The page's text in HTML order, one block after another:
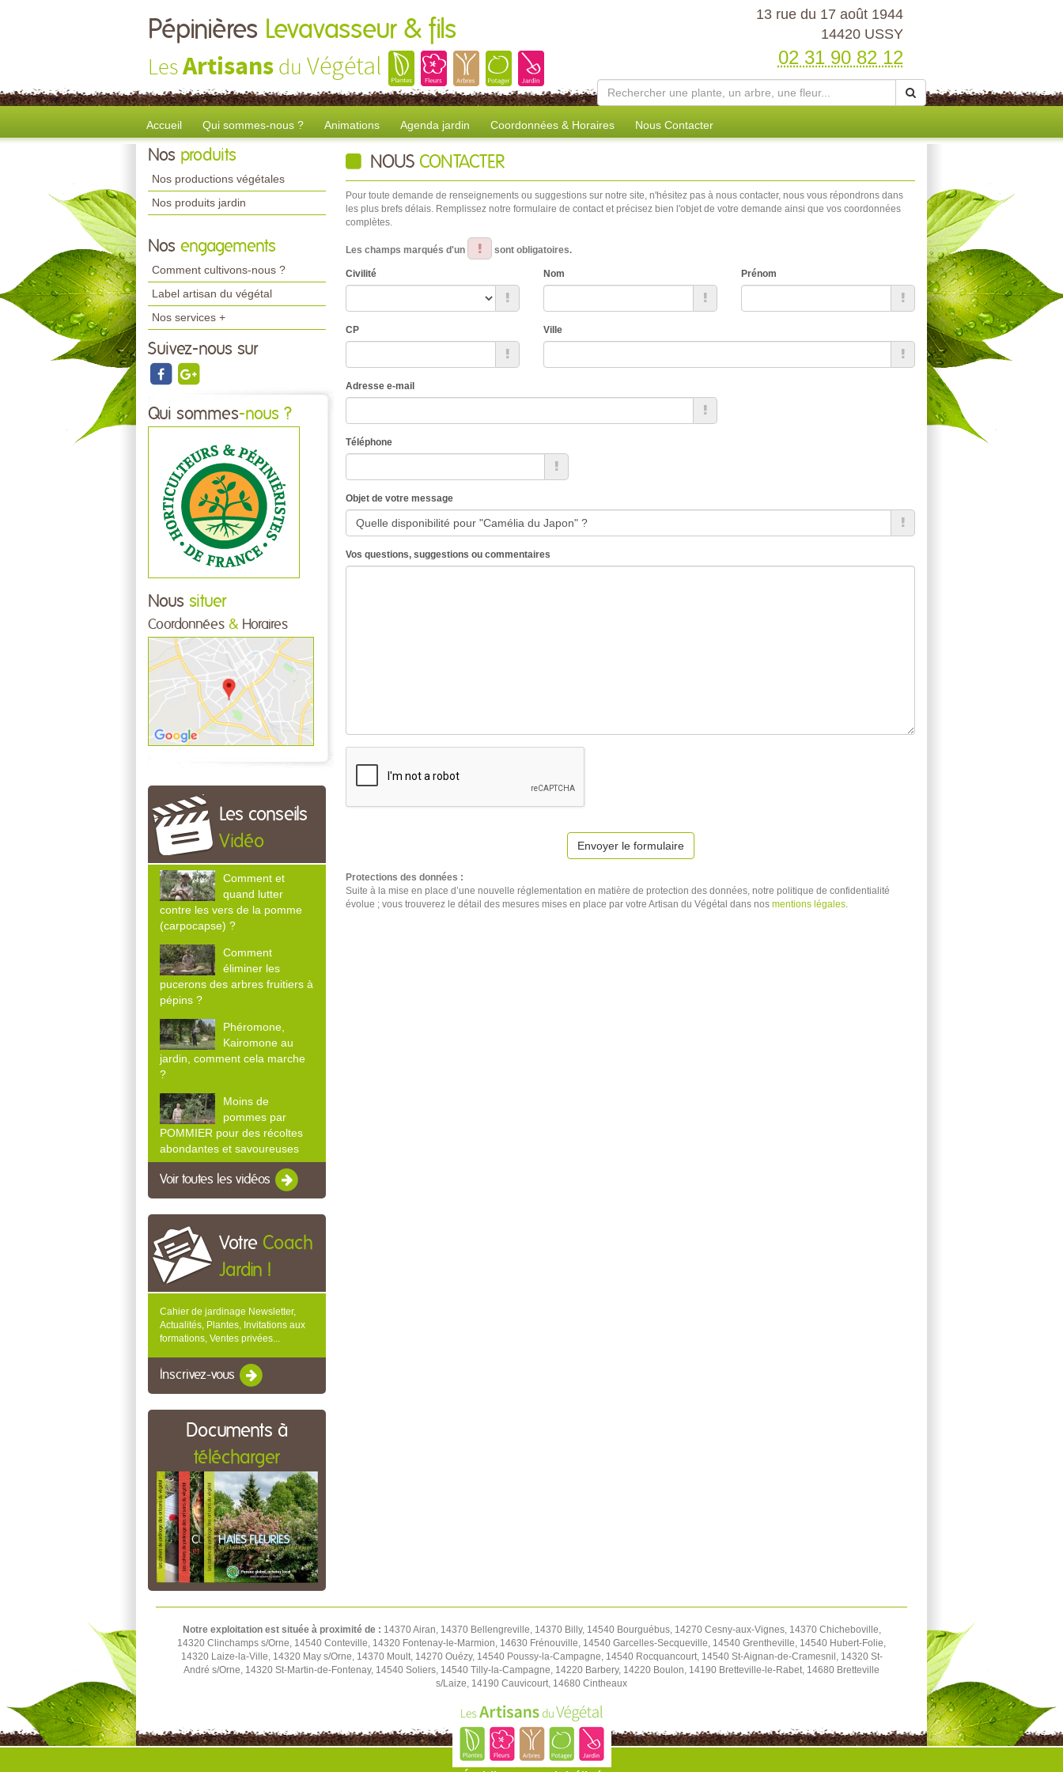
Pépinières Levavasseur & fils
LesArtisans du Végétal
13 rue du 17 août 1944
14420 USSY
02 31 90 82 12
Accueil Qui sommes-nous ? Animations Agenda jardin Coordonnées & Horaires Nous Contacter
Nos produits
Nos productions végétales
Nos produits jardin
Nos engagements
Comment cultivons-nous ?
Label artisan du végétal
Nos services +
Suivez-nous sur
Qui sommes-nous ?
Nous situer
Coordonnées & Horaires
Les conseils
Vidéo
Comment et
quand lutter
contre les vers de la pomme
(carpocapse) ?
Comment
éliminer les
pucerons des arbres fruitiers à
pépins ?
Phéromone,
Kairomone au
jardin, comment cela marche
?
Moins de
pommes par
POMMIER pour des récoltes
abondantes et savoureuses
Voir toutes les vidéos
Votre Coach
Jardin !
Cahier de jardinage Newsletter,
Actualités, Plantes, Invitations aux
formations, Ventes privées...
Inscrivez-vous
Documents à
télécharger
NOUS CONTACTER
Pour toute demande de renseignements ou suggestions sur notre site, n'hésitez pas à nous contacter, nous vous répondrons dans
les plus brefs délais. Remplissez notre formulaire de contact et précisez bien l'objet de votre demande ainsi que vos coordonnées
complètes.
Les champs marqués d'un sont obligatoires.
Civilité Nom Prénom
CP Ville
Adresse e-mail
Téléphone
Objet de votre message
Vos questions, suggestions ou commentaires
Envoyer le formulaire
Protections des données :
Suite à la mise en place d’une nouvelle réglementation en matière de protection des données, notre politique de confidentialité
évolue ; vous trouverez le détail des mesures mises en place par votre Artisan du Végétal dans nos mentions légales.
Notre exploitation est située à proximité de : 14370 Airan, 14370 Bellengreville, 14370 Billy, 14540 Bourguébus, 14270 Cesny-aux-Vignes, 14370 Chicheboville,
14320 Clinchamps s/Orne, 14540 Conteville, 14320 Fontenay-le-Marmion, 14630 Frénouville, 14540 Garcelles-Secqueville, 14540 Grentheville, 14540 Hubert-Folie,
14320 Laize-la-Ville, 14320 May s/Orne, 14370 Moult, 14270 Ouézy, 14540 Poussy-la-Campagne, 14540 Rocquancourt, 14540 St-Aignan-de-Cramesnil, 14320 St-
André s/Orne, 14320 St-Martin-de-Fontenay, 14540 Soliers, 14540 Tilly-la-Campagne, 14220 Barbery, 14220 Boulon, 14190 Bretteville-le-Rabet, 14680 Bretteville
s/Laize, 14190 Cauvicourt, 14680 Cintheaux